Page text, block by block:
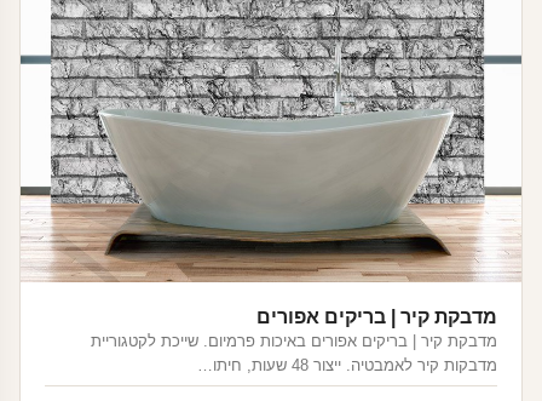
מדבקת קיר | בריקים אפורים
מדבקת קיר | בריקים אפורים באיכות פרמיום. שייכת לקטגוריית
מדבקות קיר לאמבטיה. ייצור 48 שעות, חיתו…